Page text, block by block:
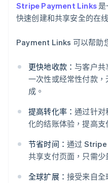
Stripe Payment Links
快速创建和共享安全的在
Payment Links 可以帮助
更快地收款：与客户共
一次性或经常性付款
成。
提高转化率：通过针对
化的结账体验，提高支
节省时间： 通过 Stripe
共享支付页面，只需少
全球扩展： 接受来自